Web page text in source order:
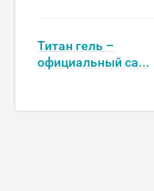
Титан гель –
официальный са...